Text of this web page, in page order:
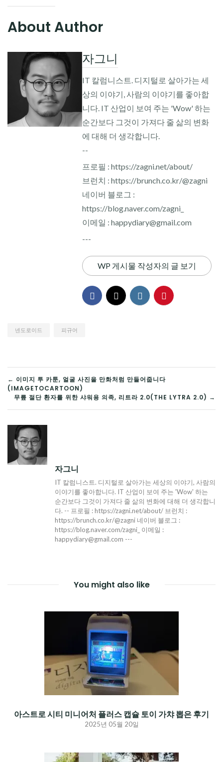
About Author
자그니
IT 칼럼니스트. 디지털로 살아가는 세
상의 이야기, 사람의 이야기를 좋아합
니다. IT 산업이 보여 주는 'Wow' 하는
순간보다 그것이 가져다 줄 삶의 변화
에 대해 더 생각합니다.
--
프로필 : https://zagni.net/about/
브런치 : https://brunch.co.kr/@zagni
네이버 블로그 :
https://blog.naver.com/zagni_
이메일 : happydiary@gmail.com
---
WP 게시물 작성자의 글 보기
넨도로이드 피규어
글
탐
색
← 이미지 투 카툰, 얼굴 사진을 만화처럼 만들어줍니다
(IMAGETOCARTOON)
무릎 절단 환자를 위한 샤워용 의족, 리트라 2.0(THE LYTRA 2.0) →
자그니
IT 칼럼니스트. 디지털로 살아가는 세상의 이야기, 사람의
이야기를 좋아합니다. IT 산업이 보여 주는 'Wow' 하는
순간보다 그것이 가져다 줄 삶의 변화에 대해 더 생각합니
다. -- 프로필 : https://zagni.net/about/ 브런치 :
https://brunch.co.kr/@zagni 네이버 블로그 :
https://blog.naver.com/zagni_ 이메일 :
happydiary@gmail.com ---
You might also like
아스트로 시티 미니어처 플러스 캡슐 토이 가챠 뽑은 후기
2025년 05월 20일